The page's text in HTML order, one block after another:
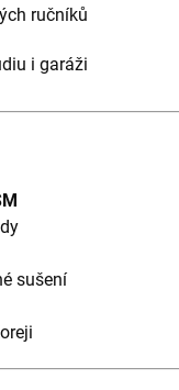
ručníků
i garáži
sušení